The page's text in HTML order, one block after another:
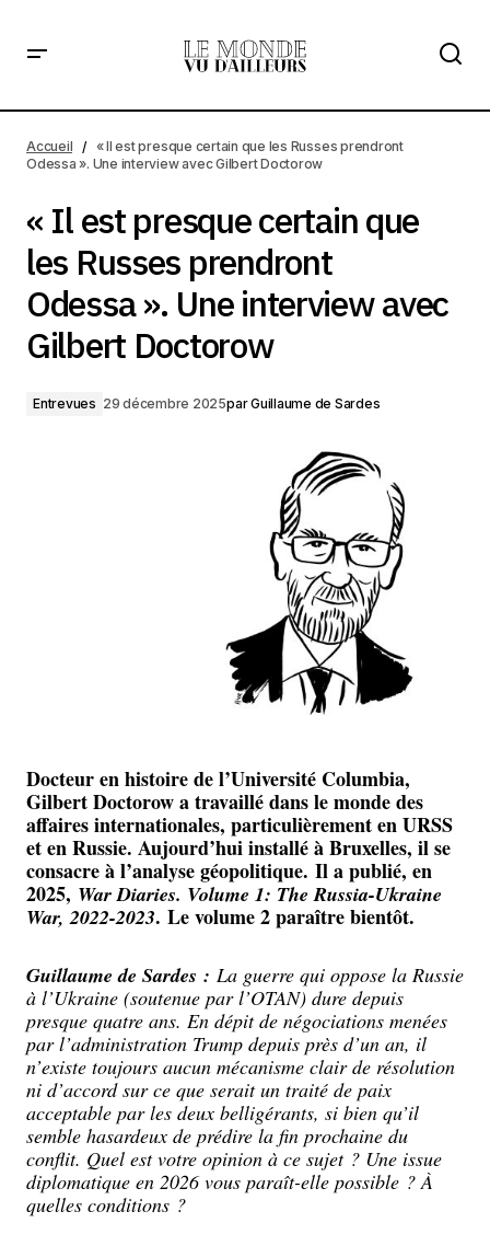
Odessa ». Une interview avec Gilbert Doctorow
Accueil
« Il est presque certain que les Russes prendront
Odessa ». Une interview avec Gilbert Doctorow
« Il est presque certain que
les Russes prendront
Odessa ». Une interview avec
Gilbert Doctorow
Entrevues 29 décembre 2025parGuillaume de Sardes
Docteur en histoire de l’Université Columbia,
Gilbert Doctorow a travaillé dans le monde des
affaires internationales, particulièrement en URSS
et en Russie. Aujourd’hui installé à Bruxelles, il se
consacre à l’analyse géopolitique. Il a publié, en
2025, War Diaries. Volume 1: The Russia-Ukraine
War, 2022-2023. Le volume 2 paraître bientôt.
Guillaume de Sardes : La guerre qui oppose la Russie
à l’Ukraine (soutenue par l’OTAN) dure depuis
presque quatre ans. En dépit de négociations menées
par l’administration Trump depuis près d’un an, il
n’existe toujours aucun mécanisme clair de résolution
ni d’accord sur ce que serait un traité de paix
acceptable par les deux belligérants, si bien qu’il
semble hasardeux de prédire la fin prochaine du
conflit. Quel est votre opinion à ce sujet ? Une issue
diplomatique en 2026 vous paraît-elle possible ? À
quelles conditions ?